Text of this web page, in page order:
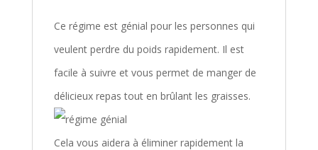
Ce régime est génial pour les personnes qui
veulent perdre du poids rapidement. Il est
facile à suivre et vous permet de manger de
délicieux repas tout en brûlant les graisses.
Cela vous aidera à éliminer rapidement la